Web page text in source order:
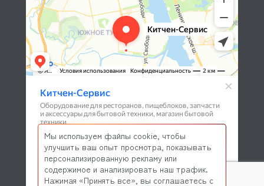
Мы используем файлы cookie, чтобы
улучшить ваш опыт просмотра, показывать
персонализированную рекламу или
содержимое и анализировать наш трафик.
Нажимая «Принять все», вы соглашаетесь с